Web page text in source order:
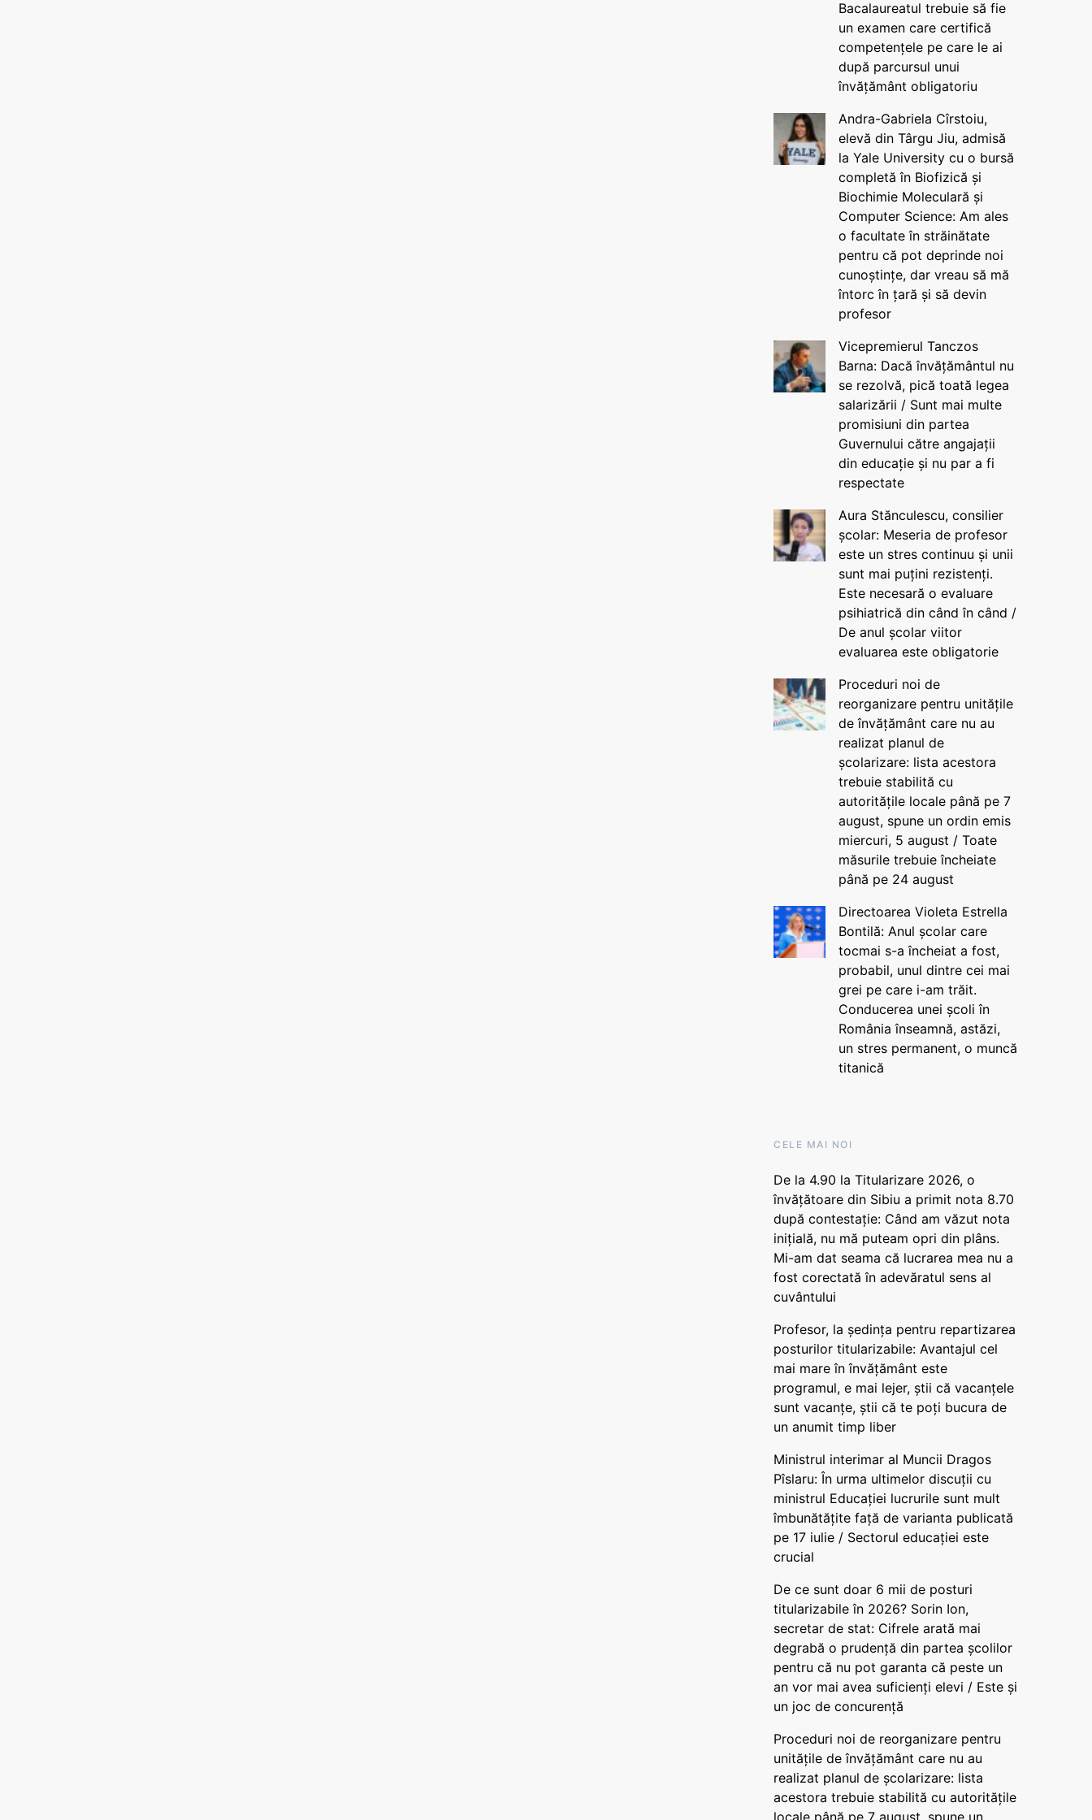
Bacalaureatul trebuie să fie
un examen care certifică
competențele pe care le ai
după parcursul unui
învățământ obligatoriu
Andra-Gabriela Cîrstoiu,
elevă din Târgu Jiu, admisă
la Yale University cu o bursă
completă în Biofizică și
Biochimie Moleculară și
Computer Science: Am ales
o facultate în străinătate
pentru că pot deprinde noi
cunoștințe, dar vreau să mă
întorc în țară și să devin
profesor
Vicepremierul Tanczos
Barna: Dacă învățământul nu
se rezolvă, pică toată legea
salarizării / Sunt mai multe
promisiuni din partea
Guvernului către angajații
din educație și nu par a fi
respectate
Aura Stănculescu, consilier
școlar: Meseria de profesor
este un stres continuu și unii
sunt mai puțini rezistenți.
Este necesară o evaluare
psihiatrică din când în când /
De anul școlar viitor
evaluarea este obligatorie
Proceduri noi de
reorganizare pentru unitățile
de învățământ care nu au
realizat planul de
școlarizare: lista acestora
trebuie stabilită cu
autoritățile locale până pe 7
august, spune un ordin emis
miercuri, 5 august / Toate
măsurile trebuie încheiate
până pe 24 august
Directoarea Violeta Estrella
Bontilă: Anul școlar care
tocmai s-a încheiat a fost,
probabil, unul dintre cei mai
grei pe care i-am trăit.
Conducerea unei școli în
România înseamnă, astăzi,
un stres permanent, o muncă
titanică
CELE MAI NOI
De la 4.90 la Titularizare 2026, o
învățătoare din Sibiu a primit nota 8.70
după contestație: Când am văzut nota
inițială, nu mă puteam opri din plâns.
Mi-am dat seama că lucrarea mea nu a
fost corectată în adevăratul sens al
cuvântului
Profesor, la ședința pentru repartizarea
posturilor titularizabile: Avantajul cel
mai mare în învățământ este
programul, e mai lejer, știi că vacanțele
sunt vacanţe, știi că te poți bucura de
un anumit timp liber
Ministrul interimar al Muncii Dragos
Pîslaru: În urma ultimelor discuții cu
ministrul Educației lucrurile sunt mult
îmbunătățite față de varianta publicată
pe 17 iulie / Sectorul educației este
crucial
De ce sunt doar 6 mii de posturi
titularizabile în 2026? Sorin Ion,
secretar de stat: Cifrele arată mai
degrabă o prudență din partea școlilor
pentru că nu pot garanta că peste un
an vor mai avea suficienți elevi / Este și
un joc de concurență
Proceduri noi de reorganizare pentru
unitățile de învățământ care nu au
realizat planul de școlarizare: lista
acestora trebuie stabilită cu autoritățile
locale până pe 7 august, spune un